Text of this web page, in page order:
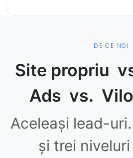
DE CE NOI
Site propriu
Ads vs.
Aceleași lead-
și trei